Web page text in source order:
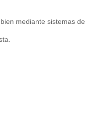
mediante sistemas de